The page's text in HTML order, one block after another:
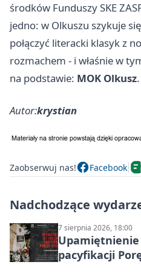
środków Funduszy SKE
jedno: w Olkuszu szykuje
połączyć literacki klasyk z
rozmachem - i właśnie w
na podstawie: MOK Olkusz.
Autor:krystian
Zaobserwuj nas! Facebook
Nadchodzące
7 sierpnia 2026, 18:00
Upamiętnienie
pacyfikacji